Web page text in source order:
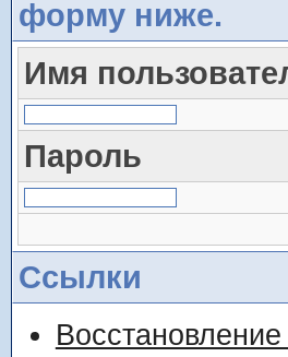
форму ниже.
Имя
Пароль
Ссылки